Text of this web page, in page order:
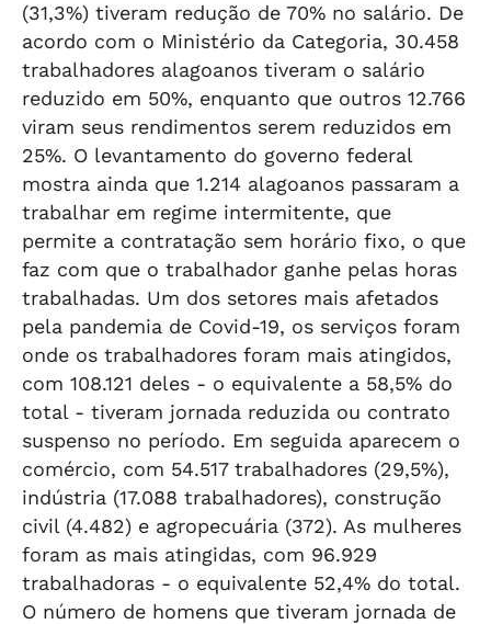
(31,3%) tiveram redução de 70% no salário. De
acordo com o Ministério da Categoria, 30.458
trabalhadores alagoanos tiveram o salário
reduzido em 50%, enquanto que outros 12.766
viram seus rendimentos serem reduzidos em
25%. O levantamento do governo federal
mostra ainda que 1.214 alagoanos passaram a
trabalhar em regime intermitente, que
permite a contratação sem horário fixo, o que
faz com que o trabalhador ganhe pelas horas
trabalhadas. Um dos setores mais afetados
pela pandemia de Covid-19, os serviços foram
onde os trabalhadores foram mais atingidos,
com 108.121 deles - o equivalente a 58,5% do
total - tiveram jornada reduzida ou contrato
suspenso no período. Em seguida aparecem o
comércio, com 54.517 trabalhadores (29,5%),
indústria (17.088 trabalhadores), construção
civil (4.482) e agropecuária (372). As mulheres
foram as mais atingidas, com 96.929
trabalhadoras - o equivalente 52,4% do total.
O número de homens que tiveram jornada de